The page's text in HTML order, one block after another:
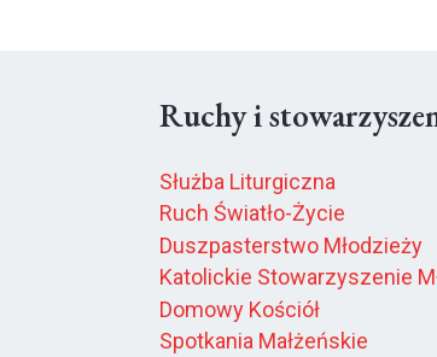
Ruchy i
Służba Liturgiczna
Ruch Światło-Życie
Duszpasterstwo Młodzieży
Katolickie Stowarzyszenie
Domowy Kościół
Spotkania Małżeńskie